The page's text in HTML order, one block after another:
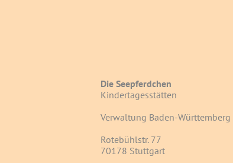
Die Seepferdchen
Kindertagesstätten
Verwaltung Baden-Württemberg
Rotebühlstr. 77
70178 Stuttgart